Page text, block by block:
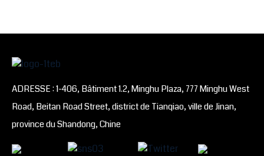
ADRESSE : 1-406, Bâtiment 1.2, Minghu Plaza, 777 Minghu West
Road, Beitan Road Street, district de Tianqiao, ville de Jinan,
province du Shandong, Chine